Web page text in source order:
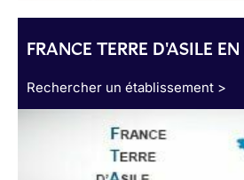
FRANCE TERRE D'ASILE
Rechercher un établissement >